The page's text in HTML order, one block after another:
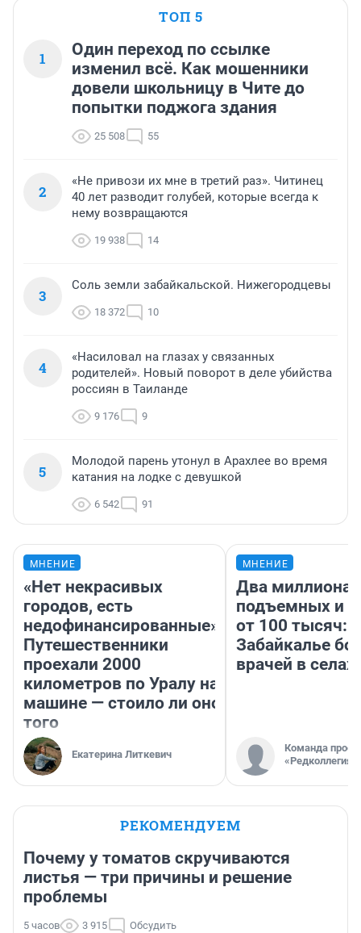
ТОП 5
1
Один переход по ссылке
изменил всё. Как мошенники
довели школьницу в Чите до
попытки поджога здания
25 508 55
2
«Не привози их мне в третий раз». Читинец
40 лет разводит голубей, которые всегда к
нему возвращаются
19 938 14
3
Соль земли забайкальской. Нижегородцевы
18 372 10
4
«Насиловал на глазах у связанных
родителей». Новый поворот в деле убийства
россиян в Таиланде
9 176 9
5
Молодой парень утонул в Арахлее во время
катания на лодке с девушкой
6 542 91
МНЕНИЕ
«Нет некрасивых
городов, есть
недофинансированные».
Путешественники
проехали 2000
километров по Уралу на
машине — стоило ли оно
того
Екатерина Литкевич
МНЕНИЕ
Два миллиона
подъемных и
от 100 тысяч:
Забайкалье
врачей в селах
Команда
«Редколлегия»
РЕКОМЕНДУЕМ
Почему у томатов скручиваются
листья — три причины и решение
проблемы
5 часов 3 915 Обсудить